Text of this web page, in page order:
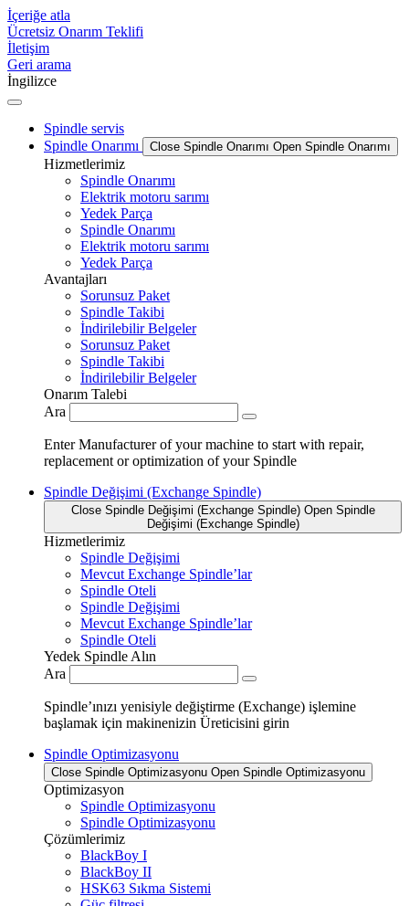
İçeriğe atla
Ücretsiz Onarım Teklifi
İletişim
Geri arama
İngilizce
Spindle servis
Spindle Onarımı
Close Spindle Onarımı Open Spindle Onarımı
Hizmetlerimiz
Spindle Onarımı
Elektrik motoru sarımı
Yedek Parça
Spindle Onarımı
Elektrik motoru sarımı
Yedek Parça
Avantajları
Sorunsuz Paket
Spindle Takibi
İndirilebilir Belgeler
Sorunsuz Paket
Spindle Takibi
İndirilebilir Belgeler
Onarım Talebi
Ara
Enter Manufacturer of your machine to start with repair,
replacement or optimization of your Spindle
Spindle Değişimi (Exchange Spindle)
Close Spindle Değişimi (Exchange Spindle) Open Spindle
Değişimi (Exchange Spindle)
Hizmetlerimiz
Spindle Değişimi
Mevcut Exchange Spindle’lar
Spindle Oteli
Spindle Değişimi
Mevcut Exchange Spindle’lar
Spindle Oteli
Yedek Spindle Alın
Ara
Spindle’ınızı yenisiyle değiştirme (Exchange) işlemine
başlamak için makinenizin Üreticisini girin
Spindle Optimizasyonu
Close Spindle Optimizasyonu Open Spindle Optimizasyonu
Optimizasyon
Spindle Optimizasyonu
Spindle Optimizasyonu
Çözümlerimiz
BlackBoy I
BlackBoy II
HSK63 Sıkma Sistemi